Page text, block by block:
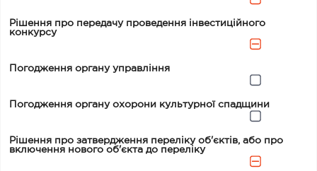
Рішення про передачу проведення інвестиційного
конкурсу
Погодження органу управління
Погодження органу охорони культурної спадщини
Рішення про затвердження переліку об'єктів, або про
включення нового об'єкта до переліку